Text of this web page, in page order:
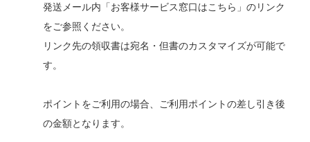
発送メール内「お客様サービス窓口はこちら」のリンク
をご参照ください。
リンク先の領収書は宛名・但書のカスタマイズが可能で
す。
ポイントをご利用の場合、ご利用ポイントの差し引き後
の金額となります。